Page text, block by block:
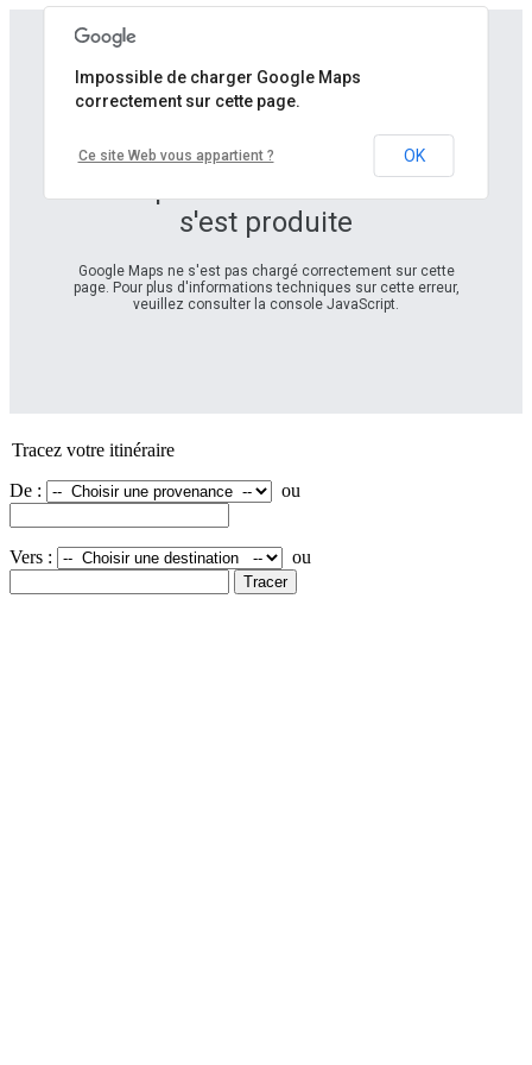
s'est produite
Google Maps ne s'est pas chargé correctement sur cette
page. Pour plus d'informations techniques sur cette erreur,
veuillez consulter la console JavaScript.
Impossible de charger Google Maps
correctement sur cette page.
Ce site Web vous appartient ? OK
Tracez votre itinéraire
De :
ou
Vers : ou